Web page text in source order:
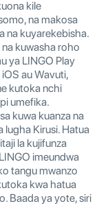
kile
na makosa
na kuyarekebisha.
kuwasha roho
ya LINGO Play
au Wavuti,
kutoka nchi
umefika.
kuwa kuanza na
lugha Kirusi. Hatua
la kujifunza
imeundwa
tangu mwanzo
kwa hatua
Baada ya yote, siri